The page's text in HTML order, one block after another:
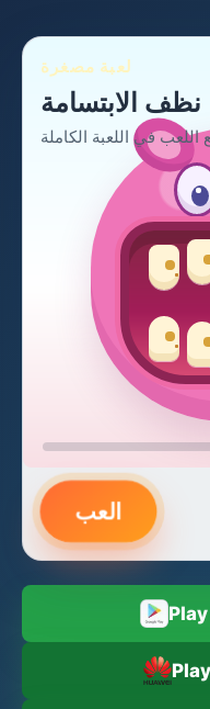
لعبة مصغرة
نظف الابتسامة
العب